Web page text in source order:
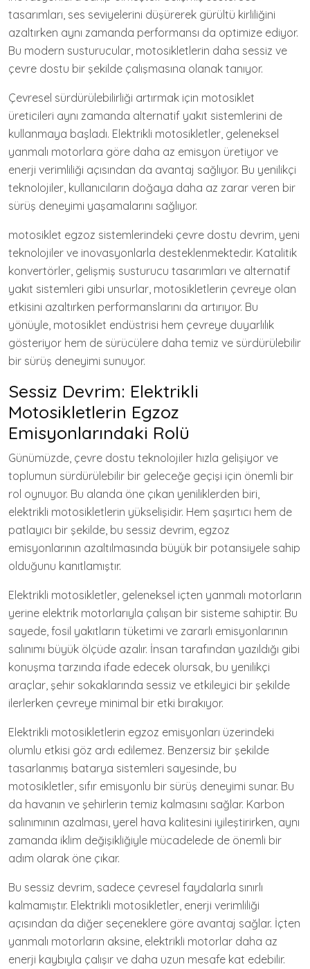
tasarımları, ses seviyelerini düşürerek gürültü kirliliğini
azaltırken aynı zamanda performansı da optimize ediyor.
Bu modern susturucular, motosikletlerin daha sessiz ve
çevre dostu bir şekilde çalışmasına olanak tanıyor.
Çevresel sürdürülebilirliği artırmak için motosiklet
üreticileri aynı zamanda alternatif yakıt sistemlerini de
kullanmaya başladı. Elektrikli motosikletler, geleneksel
yanmalı motorlara göre daha az emisyon üretiyor ve
enerji verimliliği açısından da avantaj sağlıyor. Bu yenilikçi
teknolojiler, kullanıcıların doğaya daha az zarar veren bir
sürüş deneyimi yaşamalarını sağlıyor.
motosiklet egzoz sistemlerindeki çevre dostu devrim, yeni
teknolojiler ve inovasyonlarla desteklenmektedir. Katalitik
konvertörler, gelişmiş susturucu tasarımları ve alternatif
yakıt sistemleri gibi unsurlar, motosikletlerin çevreye olan
etkisini azaltırken performanslarını da artırıyor. Bu
yönüyle, motosiklet endüstrisi hem çevreye duyarlılık
gösteriyor hem de sürücülere daha temiz ve sürdürülebilir
bir sürüş deneyimi sunuyor.
Sessiz Devrim: Elektrikli
Motosikletlerin Egzoz
Emisyonlarındaki Rolü
Günümüzde, çevre dostu teknolojiler hızla gelişiyor ve
toplumun sürdürülebilir bir geleceğe geçişi için önemli bir
rol oynuyor. Bu alanda öne çıkan yeniliklerden biri,
elektrikli motosikletlerin yükselişidir. Hem şaşırtıcı hem de
patlayıcı bir şekilde, bu sessiz devrim, egzoz
emisyonlarının azaltılmasında büyük bir potansiyele sahip
olduğunu kanıtlamıştır.
Elektrikli motosikletler, geleneksel içten yanmalı motorların
yerine elektrik motorlarıyla çalışan bir sisteme sahiptir. Bu
sayede, fosil yakıtların tüketimi ve zararlı emisyonlarının
salınımı büyük ölçüde azalır. İnsan tarafından yazıldığı gibi
konuşma tarzında ifade edecek olursak, bu yenilikçi
araçlar, şehir sokaklarında sessiz ve etkileyici bir şekilde
ilerlerken çevreye minimal bir etki bırakıyor.
Elektrikli motosikletlerin egzoz emisyonları üzerindeki
olumlu etkisi göz ardı edilemez. Benzersiz bir şekilde
tasarlanmış batarya sistemleri sayesinde, bu
motosikletler, sıfır emisyonlu bir sürüş deneyimi sunar. Bu
da havanın ve şehirlerin temiz kalmasını sağlar. Karbon
salınımının azalması, yerel hava kalitesini iyileştirirken, aynı
zamanda iklim değişikliğiyle mücadelede de önemli bir
adım olarak öne çıkar.
Bu sessiz devrim, sadece çevresel faydalarla sınırlı
kalmamıştır. Elektrikli motosikletler, enerji verimliliği
açısından da diğer seçeneklere göre avantaj sağlar. İçten
yanmalı motorların aksine, elektrikli motorlar daha az
enerji kaybıyla çalışır ve daha uzun mesafe kat edebilir.